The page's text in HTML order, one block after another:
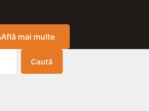
Află mai multe
Caută